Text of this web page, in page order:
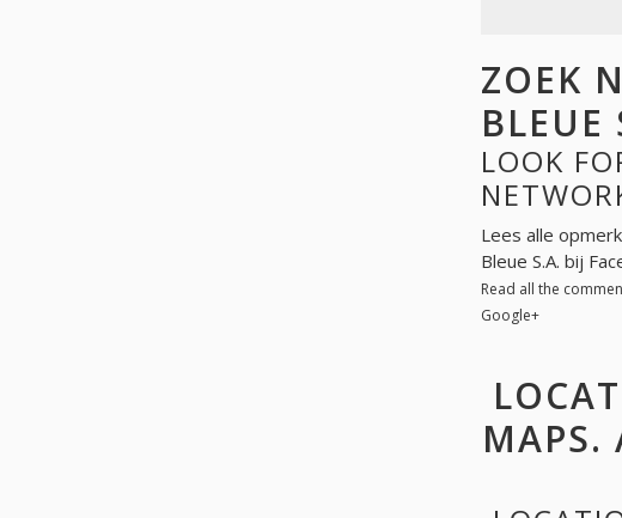
ZOEK
BLEUE
LOOK
Lees alle
Bleue S.A. bij
Read all the
Google+
MAPS.